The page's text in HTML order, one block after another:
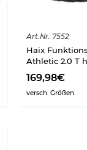
Art.Nr. 7552
Haix
Athletic 2.0 T
169,98€
versch. Größen